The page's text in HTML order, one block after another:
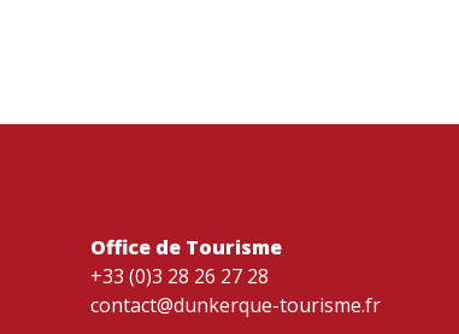
Office de Tourisme
+33 (0)3 28 26 27 28
contact@dunkerque-tourisme.fr